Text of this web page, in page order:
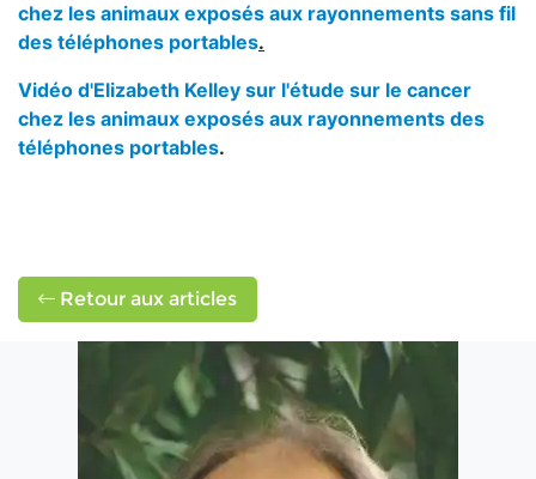
chez les animaux exposés aux rayonnements sans fil
des téléphones portables.
Vidéo d'Elizabeth Kelley sur l'étude sur le cancer
chez les animaux exposés aux rayonnements des
téléphones portables.
Retour aux articles